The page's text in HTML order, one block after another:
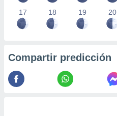
17 18 19 20
Compartir predicción